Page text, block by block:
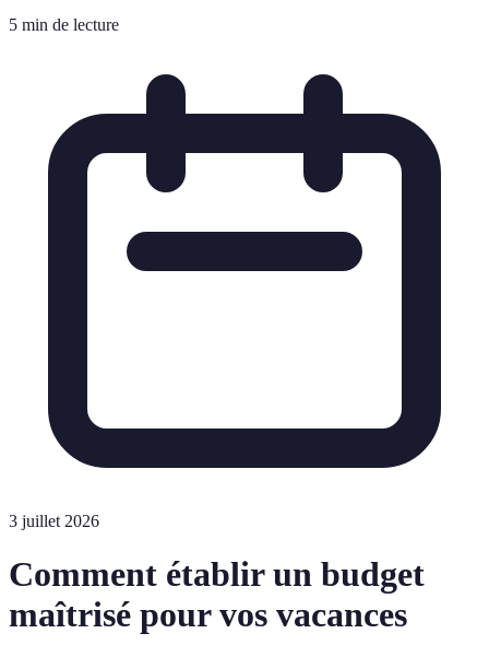
5 min de lecture
3 juillet 2026
Comment établir un budget
maîtrisé pour vos vacances